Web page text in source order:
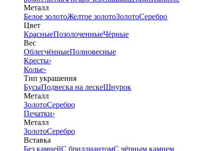
Металл
Белое золотоЖелтое золотоЗолотоСеребро
Цвет
КрасныеПозолоченныеЧёрные
Вес
ОблегчённыеПолновесные
Кресты›
Колье›
Тип украшения
БусыПодвеска на лескеШнурок
Металл
ЗолотоСеребро
Печатки›
Металл
ЗолотоСеребро
Вставка
Без камнейС бриллиантомС чёрным камнем